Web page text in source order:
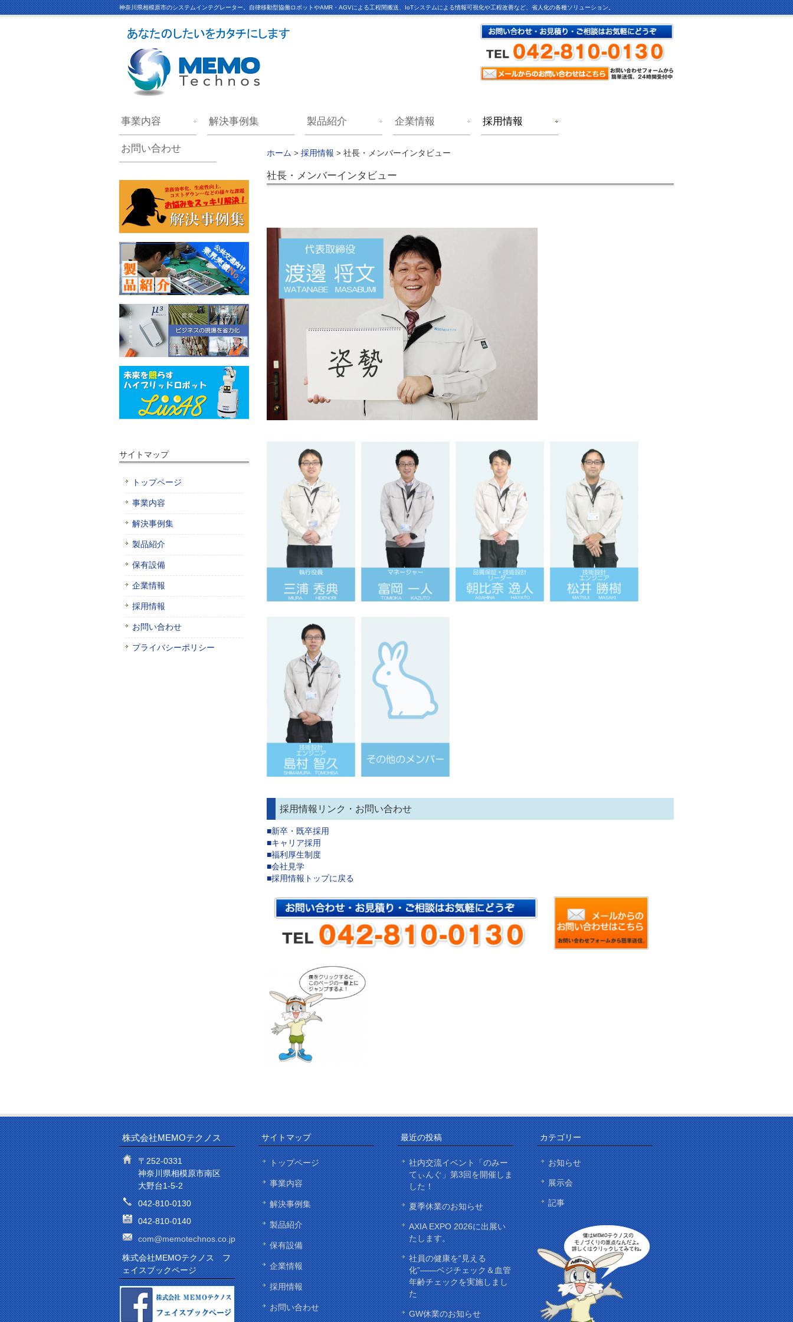
神奈川県相模原市のシステムインテグレーター。自律移動型協働ロボットやAMR・AGVによる工程間搬送、IoTシステムによる情報可視化や工程改善など、省人化の各種ソリューション。
事業内容 解決事例集 製品紹介 企業情報 採用情報
お問い合わせ ホーム > 採用情報 > 社長・メンバーインタビュー
社長・メンバーインタビュー
採用情報リンク・お問い合わせ
■新卒・既卒採用
■キャリア採用
■福利厚生制度
■会社見学
■採用情報トップに戻る
サイトマップ
トップページ
事業内容
解決事例集
製品紹介
保有設備
企業情報
採用情報
お問い合わせ
プライバシーポリシー
株式会社MEMOテクノス
〒252-0331
神奈川県相模原市南区
大野台1-5-2
042-810-0130
042-810-0140
com@memotechnos.co.jp
株式会社MEMOテクノス フ
ェイスブックページ
サイトマップ
トップページ
事業内容
解決事例集
製品紹介
保有設備
企業情報
採用情報
お問い合わせ
最近の投稿
社内交流イベント「のみー
てぃんぐ」第3回を開催しま
した！
夏季休業のお知らせ
AXIA EXPO 2026に出展い
たします。
社員の健康を“見える
化”——ベジチェック＆血管
年齢チェックを実施しまし
た
GW休業のお知らせ
カテゴリー
お知らせ
展示会
記事